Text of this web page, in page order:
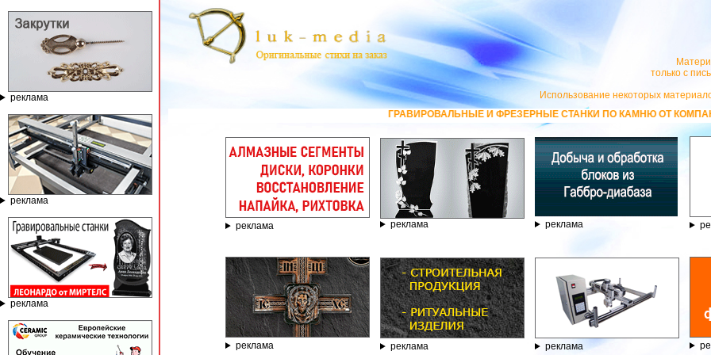
реклама
реклама
реклама
только с
Использование некоторых
ГРАВИРОВАЛЬНЫЕ И ФРЕЗЕРНЫЕ СТАНКИ ПО КАМНЮ ОТ КОМПАНИИ ГРАВЁР - ТЕЛЕФОН
реклама реклама реклама
реклама реклама реклама